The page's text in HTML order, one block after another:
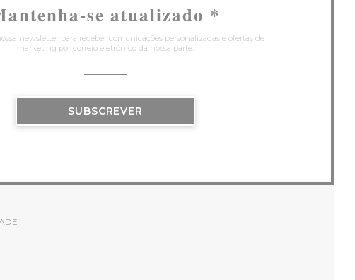
se atualizado *
newsletter para receber comunicações personalizadas e ofertas de
marketing por correio eletrónico da nossa parte.
SUBSCREVER
NUMA NOVA JANELA))